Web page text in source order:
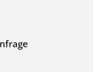
git.uni-wuppertal.de